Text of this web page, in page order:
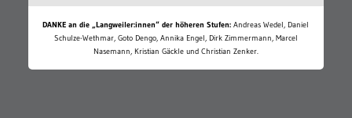
DANKE an die „Langweiler:innen“ der höheren Stufen: Andreas Wedel, Daniel
Schulze-Wethmar, Goto Dengo, Annika Engel, Dirk Zimmermann, Marcel
Nasemann, Kristian Gäckle und Christian Zenker.